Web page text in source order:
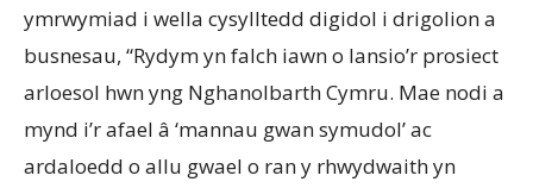
ymrwymiad i wella cysylltedd digidol i drigolion a
busnesau, “Rydym yn falch iawn o lansio’r prosiect
arloesol hwn yng Nghanolbarth Cymru. Mae nodi a
mynd i’r afael â ‘mannau gwan symudol’ ac
ardaloedd o allu gwael o ran y rhwydwaith yn